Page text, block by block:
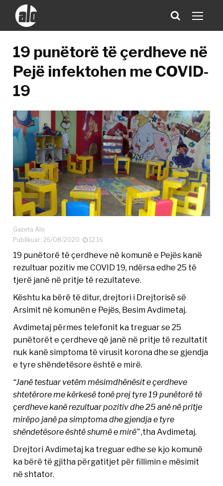
19 punëtorë të çerdheve në
Pejë infektohen me COVID-
19
Gazeta Alo
Publikuar: 26/08/2020
12:16
19 punëtorë të çerdheve në komunë e Pejës kanë
rezultuar pozitiv me COVID 19, ndërsa edhe 25 të
tjerë janë në pritje të rezultateve.
Kështu ka bërë të ditur, drejtori i Drejtorisë së
Arsimit në komunën e Pejës, Besim Avdimetaj.
Avdimetaj përmes telefonit ka treguar se 25
punëtorët e çerdheve që janë në pritje të rezultatit
nuk kanë simptoma të virusit korona dhe se gjendja
e tyre shëndetësore është e mirë.
“Janë testuar vetëm mësimdhënësit e çerdheve
shtetërore me kërkesë tonë prej tyre 19 punëtorë të
çerdheve kanë rezultuar pozitiv dhe 25 anë në pritje
mirëpo janë pa simptoma dhe gjendja e tyre
shëndetësore është shumë e mirë”,tha Avdimetaj.
Drejtori Avdimetaj ka treguar edhe se kjo komunë
ka bërë të gjitha përgatitjet për fillimin e mësimit
në shtator.